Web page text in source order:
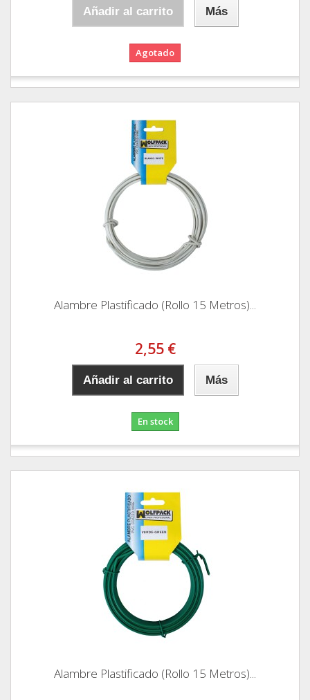
Añadir al carrito Más
Agotado
Alambre Plastificado (Rollo 15 Metros)...
2,55 €
Añadir al carrito Más
En stock
Alambre Plastificado (Rollo 15 Metros)...